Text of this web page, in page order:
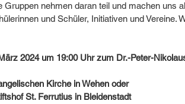
Gruppen nehmen daran teil und machen uns
und Schüler, Initiativen und Vereine.
2024 um 19:00 Uhr zum Dr.-Peter-
Kirche in Wehen oder
St. Ferrutius in Bleidenstadt